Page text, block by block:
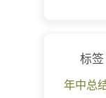
标签
年中总